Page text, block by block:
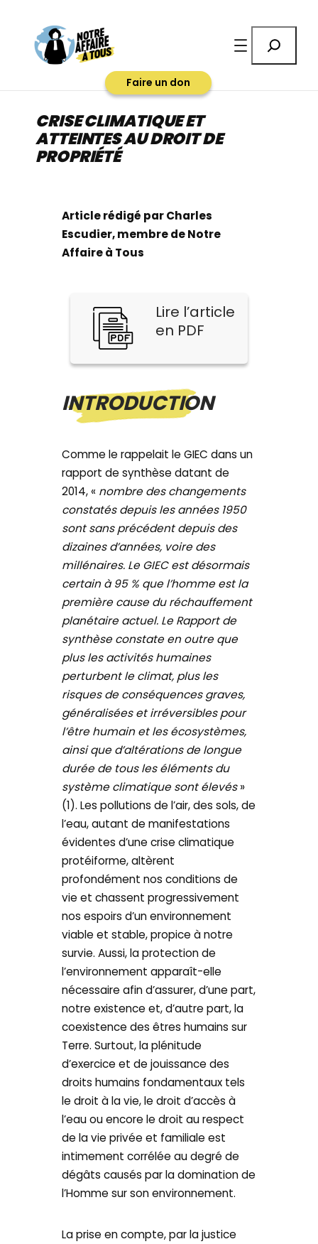
contenu
Faire un don
CRISE CLIMATIQUE ET
ATTEINTES AU DROIT DE
PROPRIÉTÉ
Article rédigé par Charles
Escudier, membre de Notre
Affaire à Tous
Lire l’article
en PDF
INTRODUCTION
Comme le rappelait le GIEC dans un
rapport de synthèse datant de
2014, « nombre des changements
constatés depuis les années 1950
sont sans précédent depuis des
dizaines d’années, voire des
millénaires. Le GIEC est désormais
certain à 95 % que l’homme est la
première cause du réchauffement
planétaire actuel. Le Rapport de
synthèse constate en outre que
plus les activités humaines
perturbent le climat, plus les
risques de conséquences graves,
généralisées et irréversibles pour
l’être humain et les écosystèmes,
ainsi que d’altérations de longue
durée de tous les éléments du
système climatique sont élevés»
(1). Les pollutions de l’air, des sols, de
l’eau, autant de manifestations
évidentes d’une crise climatique
protéiforme, altèrent
profondément nos conditions de
vie et chassent progressivement
nos espoirs d’un environnement
viable et stable, propice à notre
survie. Aussi, la protection de
l’environnement apparaît-elle
nécessaire afin d’assurer, d’une part,
notre existence et, d’autre part, la
coexistence des êtres humains sur
Terre. Surtout, la plénitude
d’exercice et de jouissance des
droits humains fondamentaux tels
le droit à la vie, le droit d’accès à
l’eau ou encore le droit au respect
de la vie privée et familiale est
intimement corrélée au degré de
dégâts causés par la domination de
l’Homme sur son environnement.
La prise en compte, par la justice